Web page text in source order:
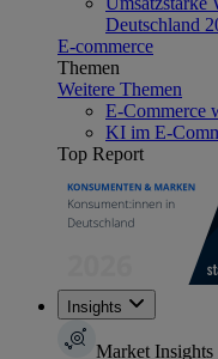
Deutschland
E-commerce
Themen
Weitere Themen
E-Commerce
KI im E-
Top Report
Insights
Market Insights